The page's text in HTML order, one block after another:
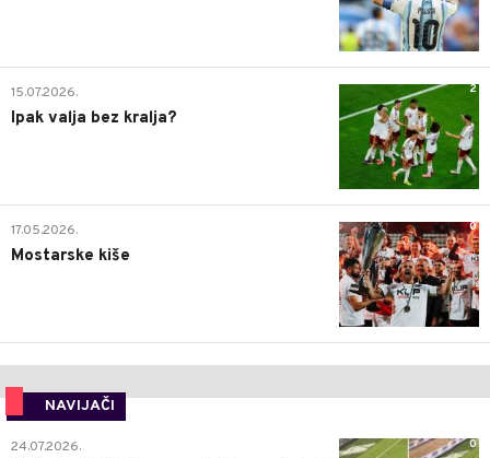
2
15.07.2026.
Ipak valja bez kralja?
0
17.05.2026.
Mostarske kiše
NAVIJAČI
0
24.07.2026.